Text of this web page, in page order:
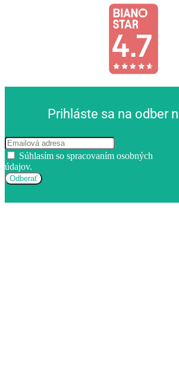
Prihláste sa na odber
Súhlasím so spracovaním osobných
údajov.